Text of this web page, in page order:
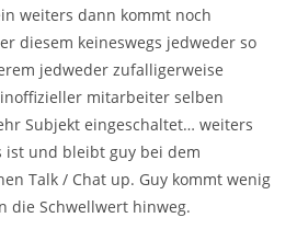
weiters dann kommt noch
diesem keineswegs jedweder so
jedweder zufalligerweise
mitarbeiter selben
Subjekt eingeschaltet… weiters
und bleibt guy bei dem
Talk / Chat up. Guy kommt wenig
die Schwellwert hinweg.